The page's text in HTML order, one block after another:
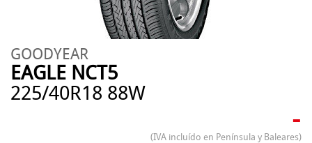
GOODYEAR
EAGLE NCT5
225/40R18 88W
-
(IVA incluído en Península y Baleares)